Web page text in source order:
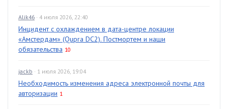
Alik46 · 4 июля 2026, 22:40
Инцидент с охлаждением в дата-центре локации
«Амстердам» (Qupra DC2). Постмортем и наши
обязательства 10
jackb · 1 июля 2026, 19:04
Необходимость изменения адреса электронной почты для
авторизации 1